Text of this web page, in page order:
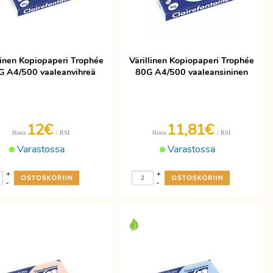
Kopiopaperi Trophée
A4/500 vaaleanvihreä
Varastossa
Hinta 12€/ RSI
-
+
Värillinen Kopiopaperi Trophée
80G A4/500 vaaleansininen
Varastossa
Hinta 11,81€/ RSI
-
+